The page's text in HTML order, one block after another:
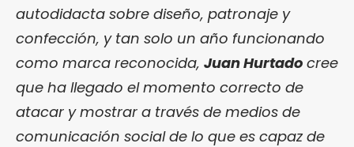
autodidacta sobre diseño, patronaje y
confección, y tan solo un año funcionando
como marca reconocida, Juan Hurtado cree
que ha llegado el momento correcto de
atacar y mostrar a través de medios de
comunicación social de lo que es capaz de